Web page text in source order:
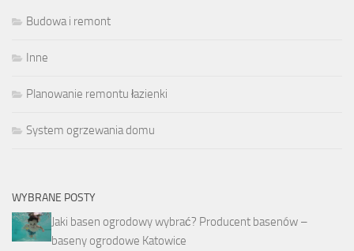
Budowa i remont
Inne
Planowanie remontu łazienki
System ogrzewania domu
WYBRANE POSTY
Jaki basen ogrodowy wybrać? Producent basenów –
baseny ogrodowe Katowice